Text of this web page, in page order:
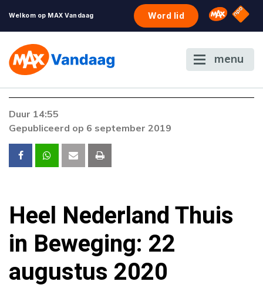
Welkom op MAX Vandaag Word lid Omroep
NPO
menu
Duur 14:55
Gepubliceerd op 6 september 2019
Heel Nederland Thuis
in Beweging: 22
augustus 2020